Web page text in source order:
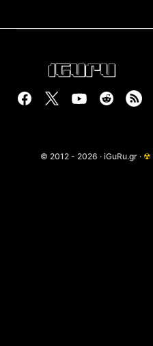
© 2012 - 2026 · iGuRu.gr · ☢